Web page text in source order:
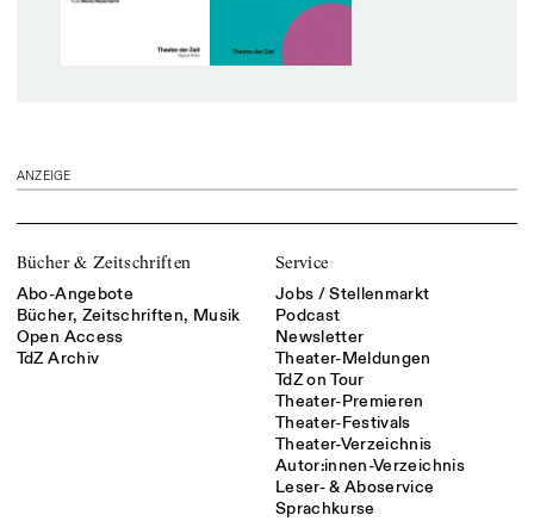
ANZEIGE
Bücher & Zeitschriften
Abo-Angebote
Bücher, Zeitschriften, Musik
Open Access
TdZ Archiv
Service
Jobs / Stellenmarkt
Podcast
Newsletter
Theater-Meldungen
TdZ on Tour
Theater-Premieren
Theater-Festivals
Theater-Verzeichnis
Autor:innen-Verzeichnis
Leser- & Aboservice
Sprachkurse